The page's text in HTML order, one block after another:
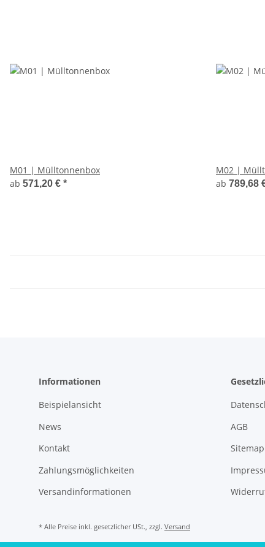
M01 | Mülltonnenbox
ab 571,20 € *
M02 |
ab 789,68
Informationen
Beispielansicht
News
Kontakt
Zahlungsmöglichkeiten
Versandinformationen
AGB
Sitemap
* Alle Preise inkl. gesetzlicher USt., zzgl. Versand